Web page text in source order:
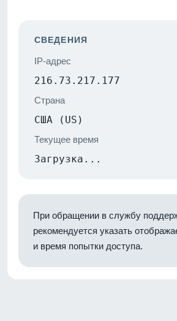
СВЕДЕНИЯ
IP-адрес
216.73.217.177
Страна
США (US)
Текущее время
Загрузка...
При обращении в службу
рекомендуется указать
и время попытки доступа.